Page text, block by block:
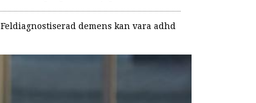
Feldiagnostiserad demens kan vara adhd